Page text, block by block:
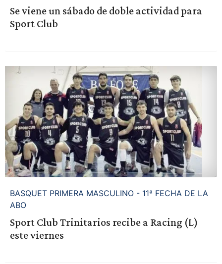
Se viene un sábado de doble actividad para
Sport Club
BASQUET PRIMERA MASCULINO - 11ª FECHA DE LA
ABO
Sport Club Trinitarios recibe a Racing (L)
este viernes